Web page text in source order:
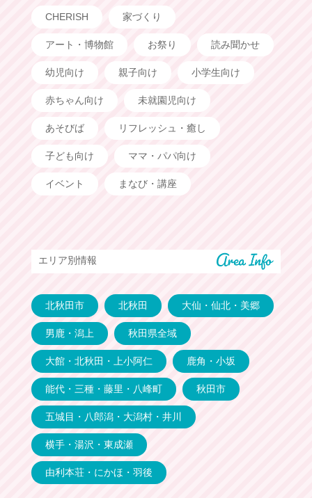
CHERISH 家づくり
アート・博物館 お祭り 読み聞かせ
幼児向け 親子向け 小学生向け
赤ちゃん向け 未就園児向け
あそびば リフレッシュ・癒し
子ども向け ママ・パパ向け
イベント まなび・講座
エリア別情報
北秋田市 北秋田 大仙・仙北・美郷
男鹿・潟上 秋田県全域
大館・北秋田・上小阿仁 鹿角・小坂
能代・三種・藤里・八峰町 秋田市
五城目・八郎潟・大潟村・井川
横手・湯沢・東成瀬
由利本荘・にかほ・羽後